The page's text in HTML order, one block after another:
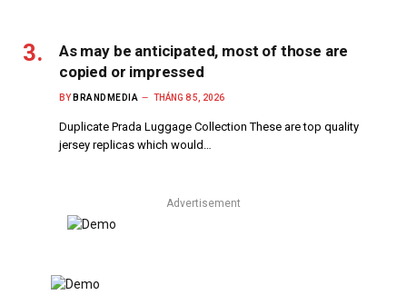
As may be anticipated, most of those are
copied or impressed
BY BRANDMEDIA THÁNG 8 5, 2026
Duplicate Prada Luggage Collection These are top quality
jersey replicas which would…
Advertisement